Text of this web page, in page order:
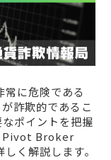
に危険である
詐欺的であるこ
ポイントを把握
Pivot Broker
く解説します。